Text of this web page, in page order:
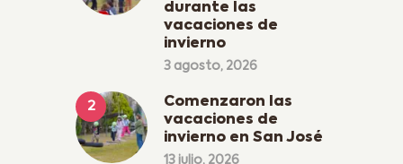
durante las
vacaciones de
invierno
3 agosto, 2026
Comenzaron las
vacaciones de
invierno en San José
13 julio, 2026